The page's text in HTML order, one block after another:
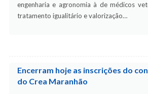
engenharia e agronomia à de médicos
tratamento igualitário e valorização…
Encerram hoje as inscrições do
do Crea Maranhão